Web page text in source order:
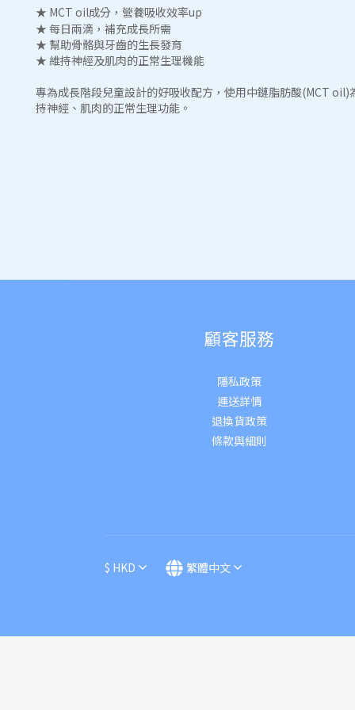
★ MCT oil成分，營養吸收效率up
★ 每日兩滴，補充成長所需
★ 幫助骨骼與牙齒的生長發育
★ 維持神經及肌肉的正常生理機能
專為成長階段兒童設計的好吸收配方，使用中鏈脂肪酸(MCT
持神經、肌肉的正常生理功能。
顧客服務
隱私政策
運送詳情
退換貨政策
條款與細則
$ HKD 繁體中文